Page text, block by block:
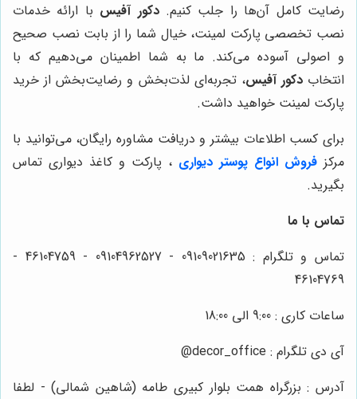
رضایت کامل آن‌ها را جلب کنیم.دکور آفیس با ارائه خدمات
نصب تخصصی پارکت لمینت، خیال شما را از بابت نصب صحیح
و اصولی آسوده می‌کند. ما به شما اطمینان می‌دهیم که با
انتخابدکور آفیس، تجربه‌ای لذت‌بخش و رضایت‌بخش از خرید
پارکت لمینت خواهید داشت.
برای کسب اطلاعات بیشتر و دریافت مشاوره رایگان، می‌توانید با
مرکز فروش انواع پوستر دیواری ، پارکت و کاغذ دیواری تماس
بگیرید.
تماس با ما
تماس و تلگرام : 09109021635 - 09104962527 - 46104759 -
46104769
ساعات کاری : 9:00 الی 18:00
آی دی تلگرام : decor_office@
آدرس : بزرگراه همت بلوار کبیری طامه (شاهین شمالی) - لطفا